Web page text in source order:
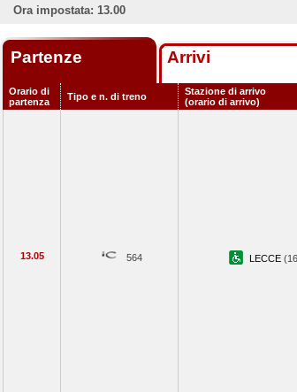
Ora impostata: 13.00
Partenze Arrivi
Orario di
partenza
Tipo e n. di treno
Stazione di arrivo
(orario di arrivo)
13.05 564 LECCE